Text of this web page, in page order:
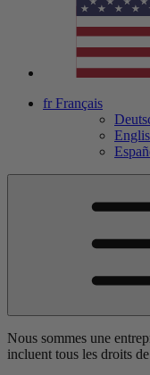
fr Français
Nous sommes une
incluent tous les droits